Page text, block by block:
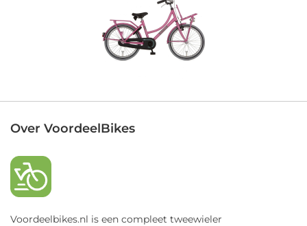
Over VoordeelBikes
Voordeelbikes.nl is een compleet tweewieler